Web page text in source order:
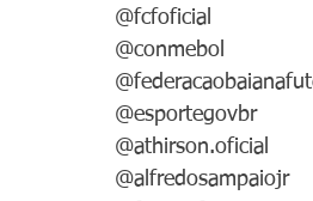
@fcfoficial
@conmebol
@esportegovbr
@athirson.oficial
@alfredosampaiojr